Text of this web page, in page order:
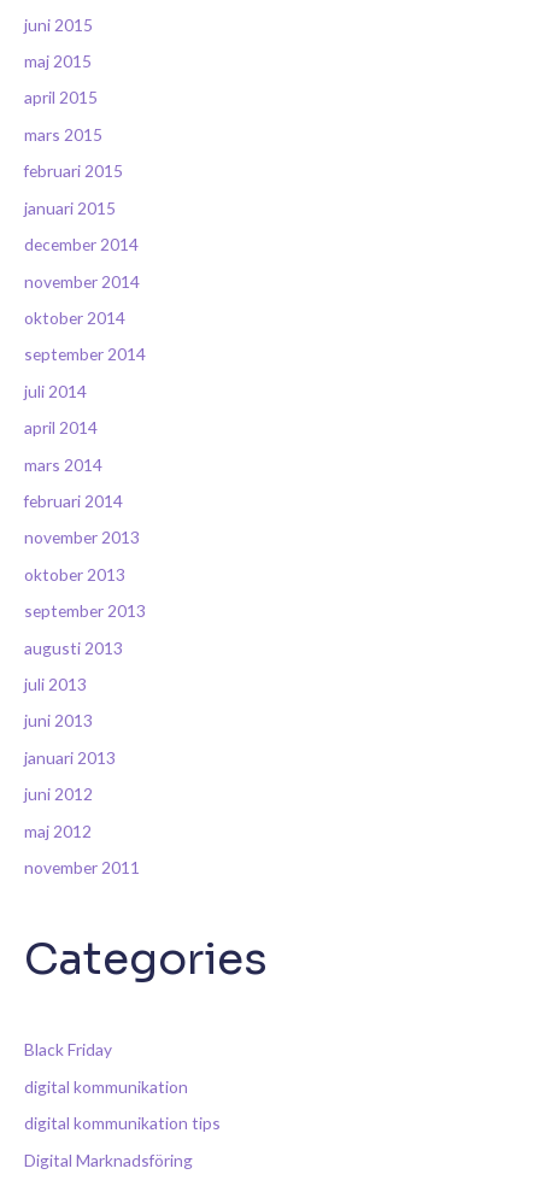
juni 2015
maj 2015
april 2015
mars 2015
februari 2015
januari 2015
december 2014
november 2014
oktober 2014
september 2014
juli 2014
april 2014
mars 2014
februari 2014
november 2013
oktober 2013
september 2013
augusti 2013
juli 2013
juni 2013
januari 2013
juni 2012
maj 2012
november 2011
Categories
Black Friday
digital kommunikation
digital kommunikation tips
Digital Marknadsföring